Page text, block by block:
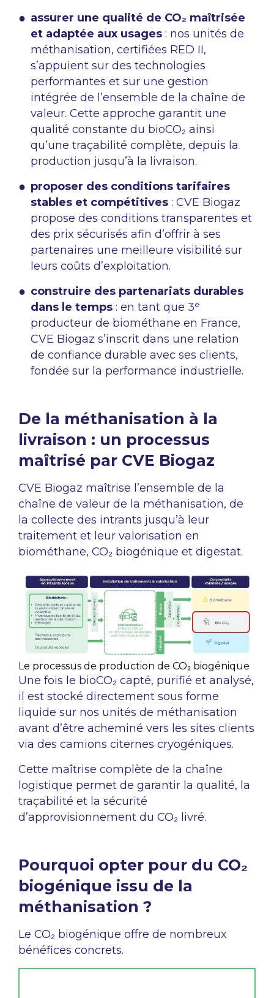
assurer une qualité de CO₂ maîtrisée
et adaptée aux usages : nos unités de
méthanisation, certifiées RED II,
s’appuient sur des technologies
performantes et sur une gestion
intégrée de l’ensemble de la chaîne de
valeur. Cette approche garantit une
qualité constante du bioCO₂ ainsi
qu’une traçabilité complète, depuis la
production jusqu’à la livraison.
proposer des conditions tarifaires
stables et compétitives : CVE Biogaz
propose des conditions transparentes et
des prix sécurisés afin d’offrir à ses
partenaires une meilleure visibilité sur
leurs coûts d’exploitation.
construire des partenariats durables
dans le temps : en tant que 3ᵉ
producteur de biométhane en France,
CVE Biogaz s’inscrit dans une relation
de confiance durable avec ses clients,
fondée sur la performance industrielle.
De la méthanisation à la
livraison : un processus
maîtrisé par CVE Biogaz
CVE Biogaz maîtrise l’ensemble de la
chaîne de valeur de la méthanisation, de
la collecte des intrants jusqu’à leur
traitement et leur valorisation en
biométhane, CO₂ biogénique et digestat.
Le processus de production de CO₂ biogénique
Une fois le bioCO₂ capté, purifié et analysé,
il est stocké directement sous forme
liquide sur nos unités de méthanisation
avant d’être acheminé vers les sites clients
via des camions citernes cryogéniques.
Cette maîtrise complète de la chaîne
logistique permet de garantir la qualité, la
traçabilité et la sécurité
d’approvisionnement du CO₂ livré.
Pourquoi opter pour du CO₂
biogénique issu de la
méthanisation ?
Le CO₂ biogénique offre de nombreux
bénéfices concrets.